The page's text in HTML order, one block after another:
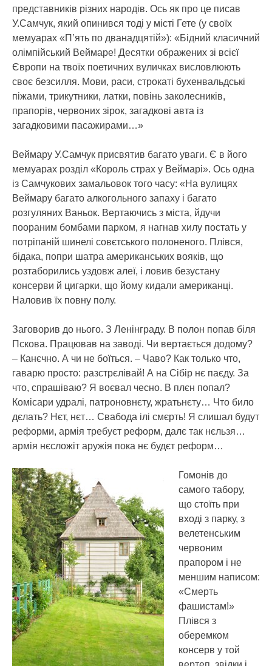
представників різних народів. Ось як про це писав
У.Самчук, який опинився тоді у місті Гете (у своїх
мемуарах «П’ять по дванадцятій»): «Бідний класичний
олімпійський Веймаре! Десятки ображених зі всієї
Європи на твоїх поетичних вуличках висловлюють
своє безсилля. Мови, раси, строкаті бухенвальдські
піжами, трикутники, латки, повінь заколесників,
прапорів, червоних зірок, загадкові авта із
загадковими пасажирами…»
Веймару У.Самчук присвятив багато уваги. Є в його
мемуарах розділ «Король страх у Веймарі». Ось одна
із Самчукових замальовок того часу: «На вулицях
Веймару багато алкогольного запаху і багато
розгуляних Ваньок. Вертаючись з міста, йдучи
поораним бомбами парком, я нагнав хилу постать у
потріпаній шинелі совєтського полоненого. Плівся,
бідака, попри шатра американських вояків, що
розтаборились уздовж алеї, і ловив безустану
консерви й цигарки, що йому кидали американці.
Наловив їх повну полу.
Заговорив до нього. З Ленінграду. В полон попав біля
Пскова. Працював на заводі. Чи вертається додому?
– Канєчно. А чи не боїться. – Чаво? Как только что,
гаварю просто: разстрєлівай! А на Сібір нє паєду. За
что, спрашіваю? Я воєвал чесно. В плєн попал?
Комісари удралі, патроновнєту, жратьнєту… Что било
дєлать? Нєт, нєт… Свабода ілі смєрть! Я слишал будут
реформи, армія требуєт реформ, далє так нєльзя…
армія нєсложіт аружія пока нє будєт реформ…
Гомонів до
самого табору,
що стоїть при
вході з парку, з
велетенським
червоним
прапором і не
меншим написом:
«Смерть
фашистам!»
Плівся з
оберемком
консерв у той